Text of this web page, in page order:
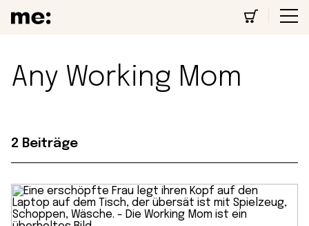
Any Working Mom
2 Beiträge